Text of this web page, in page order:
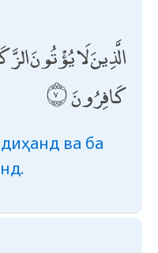
الَّذِينَ لَا يُؤْتُونَ
كَافِرُونَ
ва ба